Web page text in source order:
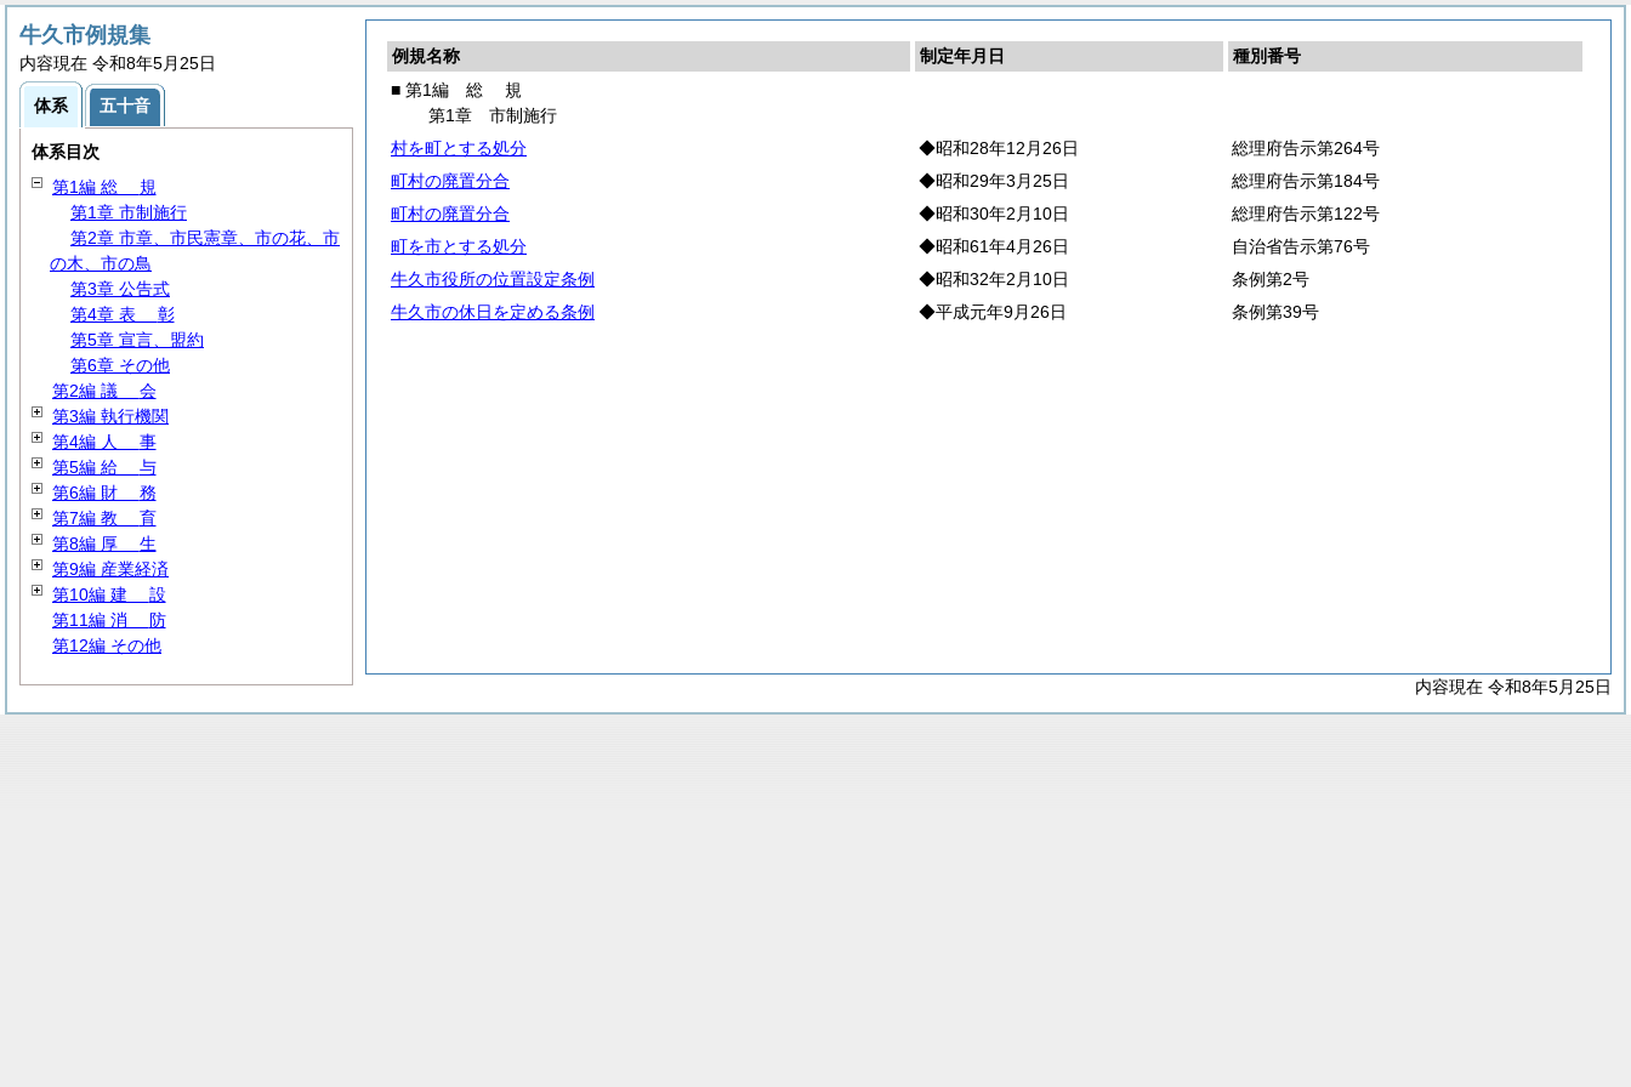
例規名称 制定年月日
種別番号
■ 第1編 総 規
第1章 市制施行
村を町とする処分
◆昭和28年12月26日
総理府告示第264号
町村の廃置分合
◆昭和29年3月25日
総理府告示第184号
町村の廃置分合
◆昭和30年2月10日
総理府告示第122号
町を市とする処分
◆昭和61年4月26日
自治省告示第76号
牛久市役所の位置設定条例
◆昭和32年2月10日
条例第2号
牛久市の休日を定める条例
◆平成元年9月26日 条例第39号
内容現在 令和8年5月25日
牛久市例規集
内容現在 令和8年5月25日
体系 五十音
体系目次
第1編 総 規
第1章 市制施行
第2章 市章、市民憲章、市の花、市
の木、市の鳥
第3章 公告式
第4章 表 彰
第5章 宣言、盟約
第6章 その他
第2編 議 会
第3編 執行機関
第4編 人 事
第5編 給 与
第6編 財 務
第7編 教 育
第8編 厚 生
第9編 産業経済
第10編 建 設
第11編 消 防
第12編 その他